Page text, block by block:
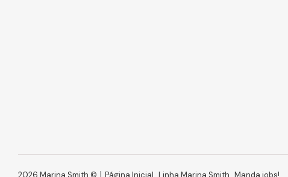
2026 Marina Smith © Página Inicial Linha Marina Smith Manda jobs!